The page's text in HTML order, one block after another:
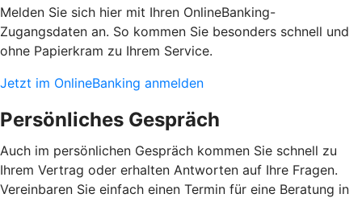
Melden Sie sich hier mit Ihren OnlineBanking-
Zugangsdaten an. So kommen Sie besonders schnell und
ohne Papierkram zu Ihrem Service.
Jetzt im OnlineBanking anmelden
Persönliches Gespräch
Auch im persönlichen Gespräch kommen Sie schnell zu
Ihrem Vertrag oder erhalten Antworten auf Ihre Fragen.
Vereinbaren Sie einfach einen Termin für eine Beratung in